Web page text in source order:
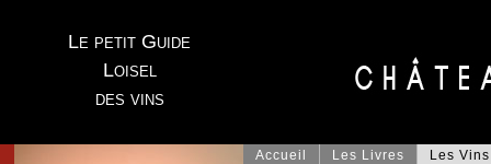
Le petit Guide
Loisel
des vins
Accueil Les Livres Les Vins